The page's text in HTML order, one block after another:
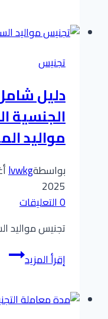
2026
:
الدليل
خطوة
بخطوة
تجنيس
دليل
الجنسية
مواليد
بواسطةlvwkg
2025
0 التعليقات
تجنيس مواليد
إقرأ المزيددليل
شامل
على